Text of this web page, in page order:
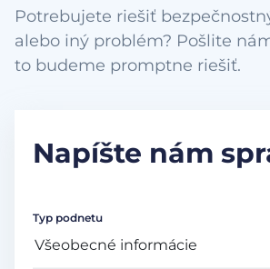
Potrebujete riešiť
alebo iný problém? Pošlite
to budeme promptne riešiť.
Napíšte nám
Typ podnetu